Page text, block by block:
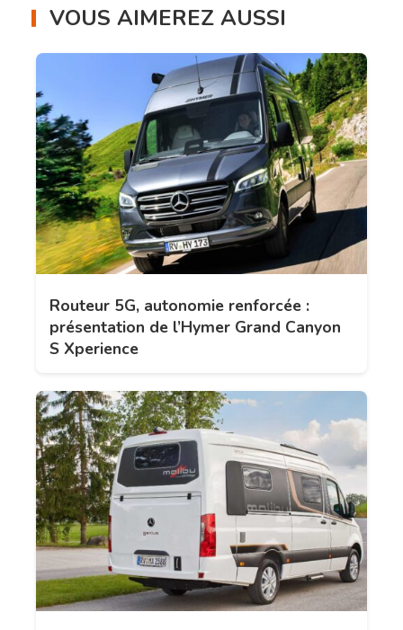
VOUS AIMEREZ AUSSI
Routeur 5G, autonomie renforcée :
présentation de l’Hymer Grand Canyon
S Xperience